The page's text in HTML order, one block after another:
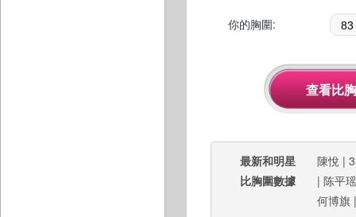
你的胸圍:
最新和明星
比胸圍數據
陳悅 |
| 陈平瑶
何博旗